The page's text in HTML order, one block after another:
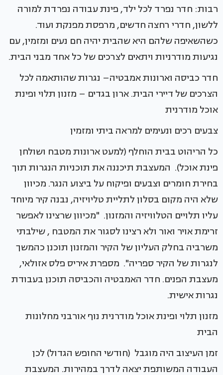
רבות: חדר נפרד לכל ילד, פינת עבודה נפרדת למורה
ללשון, חדרי רחצה חדשים, מרפסת מפנקת ועוד.
כשהשאיפה שלהם היא שהבית יהיה חם נעים ומזמין, עם
נגיעות מודרניות ויתאים לצרכים של כל אחד מבני הבית.
חדר כביסה וארונות אמבטיה– נגרות שהותאמה לכל
הצרכים של דיירי הבית. ארון בגדים – מזנון תלוי ופינת
אוכל מודרנית
צבעים רכים ונעימים למראה ביתי ומזמין
כל הריהוט בבית הוחלף (למעט ארונות מטבח ושולחן
פינת אוכל). המעצבת תיכננה את תוכניות הנגרות תוך
בחירת חומרים וצבעים ופיקוח על ביצוע הנגר. מכיוון
שלא היה מקום בסלון לתליית טליויזיה, נבנה קיר מיוחד
עליו תלויים הטלוויזיה והמזנון. "מכיוון שרצינו לאפשר
זרימת אויר ואור ולא רצינו לסגור את המטבח , שילבתי
משרביה בחלק העליון של הקיר והמזנון תוכנן כהמשך
לנגרות של הקיר ספריה". מספרת איריס פלס אזולאי,
מעצבת הפנים. חדר האמבטיה והכביסה תוכנן בעבודת
נגרות אישית.
מזנון תלוי ופינת אוכל מודרנית נוף אורבני מחלונות
הבית
זמן העיצוב היה מוגבל (חודשי החופש הגדול) לכן
העבודה המשותפת יצאה לדרך במהירות. המעצבת